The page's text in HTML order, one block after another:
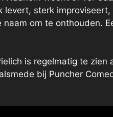
levert, sterk
naam om te onthouden.
is regelmatig te zien
bij Puncher